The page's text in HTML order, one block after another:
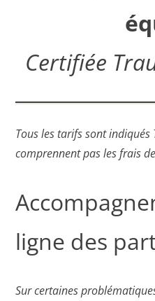
Certifiée
Tous les tarifs sont indiqués
comprennent pas les frais
ligne des
Sur certaines